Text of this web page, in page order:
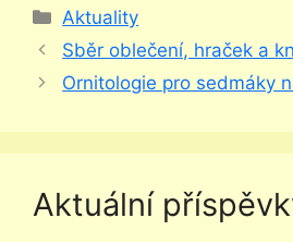
Rubriky
Aktuality
Sběr oblečení, hraček a
Ornitologie pro sedmáky
Aktuální